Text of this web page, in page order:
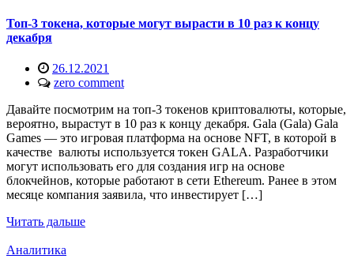
Топ-3 токена, которые могут вырасти в 10 раз к концу
декабря
26.12.2021
zero comment
Давайте посмотрим на топ-3 токенов криптовалюты, которые,
вероятно, вырастут в 10 раз к концу декабря. Gala (Gala) Gala
Games — это игровая платформа на основе NFT, в которой в
качестве валюты используется токен GALA. Разработчики
могут использовать его для создания игр на основе
блокчейнов, которые работают в сети Ethereum. Ранее в этом
месяце компания заявила, что инвестирует […]
Читать дальше
Аналитика